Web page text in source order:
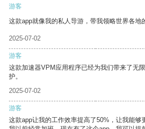
游客
这款app就像我的私人导游，带我领略世界各地
2025-07-02
游客
这款加速器VPM应用程序已经为我们带来了无
护。
2025-07-02
游客
这款app让我的工作效率提高了50%，让我能够